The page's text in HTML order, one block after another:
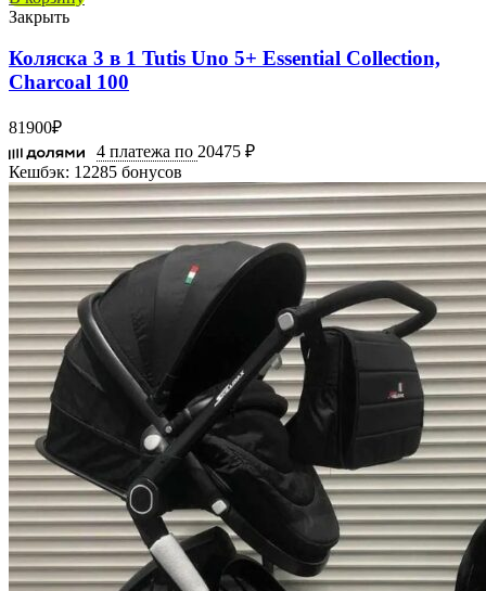
Закрыть
Коляска 3 в 1 Tutis Uno 5+ Essential Collection,
Charcoal 100
81900₽
4 платежа по 20475 ₽
Кешбэк: 12285 бонусов